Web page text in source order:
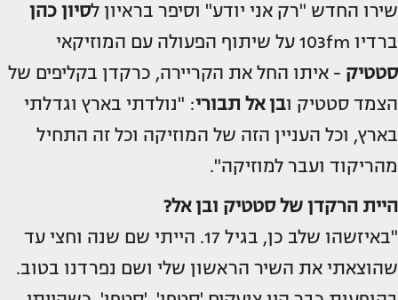
שירו החדש "רק אני יודע" וסיפר בראיון לסיון כהן
ברדיו 103fm על שיתוף הפעולה עם המוזיקאי
סטטיק - איתו החל את הקריירה, כרקדן בקליפים של
הצמד סטטיק ובן אל תבורי: "נולדתי בארץ וגדלתי
בארץ, וכל העניין הזה של המוזיקה וכל זה התחיל
מהריקוד ועבר למוזיקה".
היית הרקדן של סטטיק ובן אל?
"באיזשהו שלב כן, בגיל 17. הייתי שם שנה וחצי עד
שהוצאתי את השיר הראשון שלי ושם נפרדנו בטוב.